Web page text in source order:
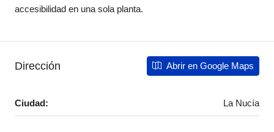
accesibilidad en una sola planta.
Dirección Abrir en Google Maps
Ciudad: La Nucía